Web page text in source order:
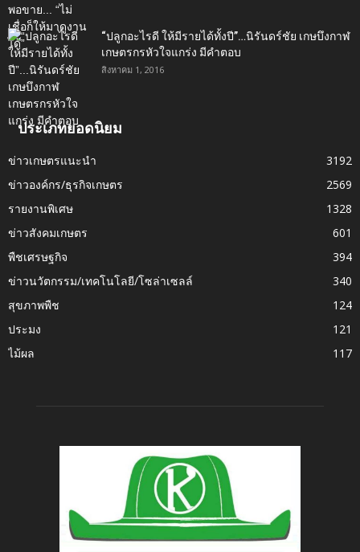
“ปลูกอะไรดี ให้มีรายได้ทั้งปี”…นิรันดร์ชัย เกษบึงกาฬ
เกษตรกรหัวใจแกร่ง มีคำตอบ
สิงหาคม 1, 2016
ประเภทยอดนิยม
ข่าวเกษตรแนะนำ
3192
ข่าวองค์กร/ธุรกิจเกษตร
2569
รายงานพิเศษ
1328
ข่าวสังคมเกษตร
601
พืชเศรษฐกิจ
394
ข่าวนวัตกรรม/เทคโนโลยี/โซล่าเซลล์
340
สุขภาพพืช
124
ประมง
121
ไม้ผล
117